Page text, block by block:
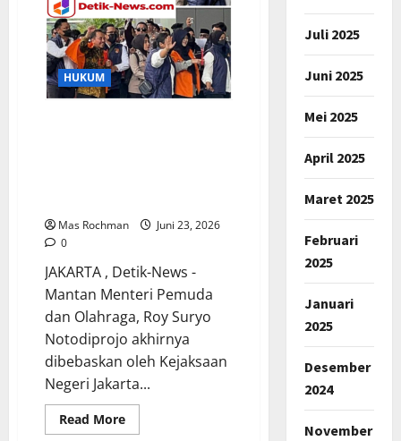
Bawa
Visi
Dan
Misi
Perubahan
Kemajuan
Desa
HUKUM
Mas Rochman
Juni 23, 2026
0
JAKARTA , Detik-News -
Mantan Menteri Pemuda
dan Olahraga, Roy Suryo
Notodiprojo akhirnya
dibebaskan oleh Kejaksaan
Negeri Jakarta...
Read MoreRead
more
Juli 2025
Juni 2025
Mei 2025
April 2025
Maret 2025
Februari
2025
Januari
2025
Desember
2024
November